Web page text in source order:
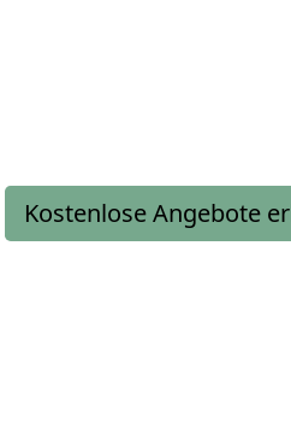
Kostenlose Angebote